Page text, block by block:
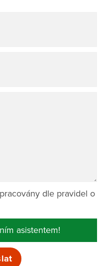
dle pravidel o
asistentem!